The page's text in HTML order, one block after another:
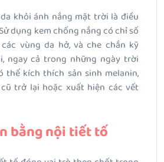
khỏi ánh nắng mặt trời là điều
dụng kem chống nắng có chỉ số
vùng da hở, và che chắn kỹ
ngay cả trong những ngày trời
thể kích thích sản sinh melanin,
trở lại hoặc xuất hiện các vết
bằng nội tiết tố